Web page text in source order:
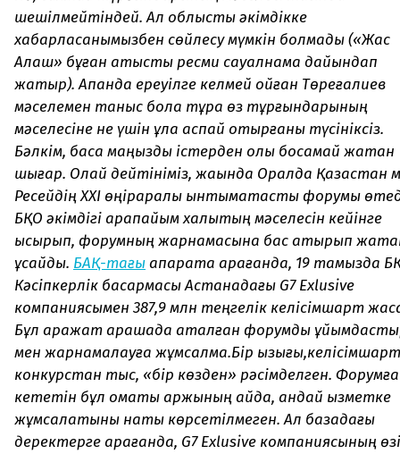
шешілмейтіндей. Ал облыстық әкімдікке
хабарласқанымызбен сөйлесу мүмкін болмады («Жас
Алаш» бұған қатысты ресми сауалнама дайындап
жатыр). Ақпанда ереуілге келмей қойған Төреғалиев
мәселемен таныс бола тұра өз тұрғындарының
мәселесіне не үшін құлақ аспай отырғаны түсініксіз.
Бәлкім, басқа маңызды істерден қолы босамай жатқан
шығар. Олай дейтініміз, жақында Оралда Қазақстан
Ресейдің XXI өңіраралық ынтымақтастық форумы
БҚО әкімдігі қарапайым халықтың мәселесін кейінге
ысырып, форумның жарнамасына бас қатырып
ұқсайды. БАҚ-тағыақпаратқа қарағанда, 19 тамызда
Кәсіпкерлік басқармасы Астанадағы G7 Exlusive
компаниясымен 387,9 млн теңгелік келісімшарт
Бұл қаражат қарашада аталған форумды
мен жарнамалауға жұмсалмақ.Бір қызығы,келісімшарт
конкурстан тыс, «бір көзден» рәсімделген. Форумға
кететін бұл қомақты қаржының қайда, қандай қызметке
жұмсалатыны нақты көрсетілмеген. Ал базадағы
деректерге қарағанда, G7 Exlusive компаниясының өзі